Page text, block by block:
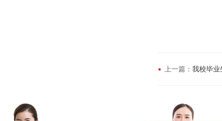
上一篇： 我校毕业